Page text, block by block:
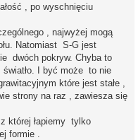
, po wyschnięciu
, najwyżej mogą
Natomiast S-G jest
dwóch pokryw. Chyba to
światło. I być może to nie
które jest stałe ,
strony na raz , zawiesza się
której łapiemy tylko
formie .